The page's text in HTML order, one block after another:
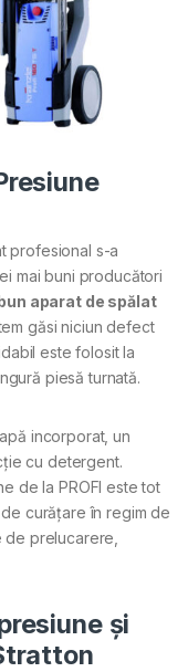
profesional s-a
mai buni producători
aparat de spălat
găsi niciun defect
este folosit la
piesă turnată.
incorporat, un
cu detergent.
de la PROFI este tot
curățare în regim de
prelucarere,
și